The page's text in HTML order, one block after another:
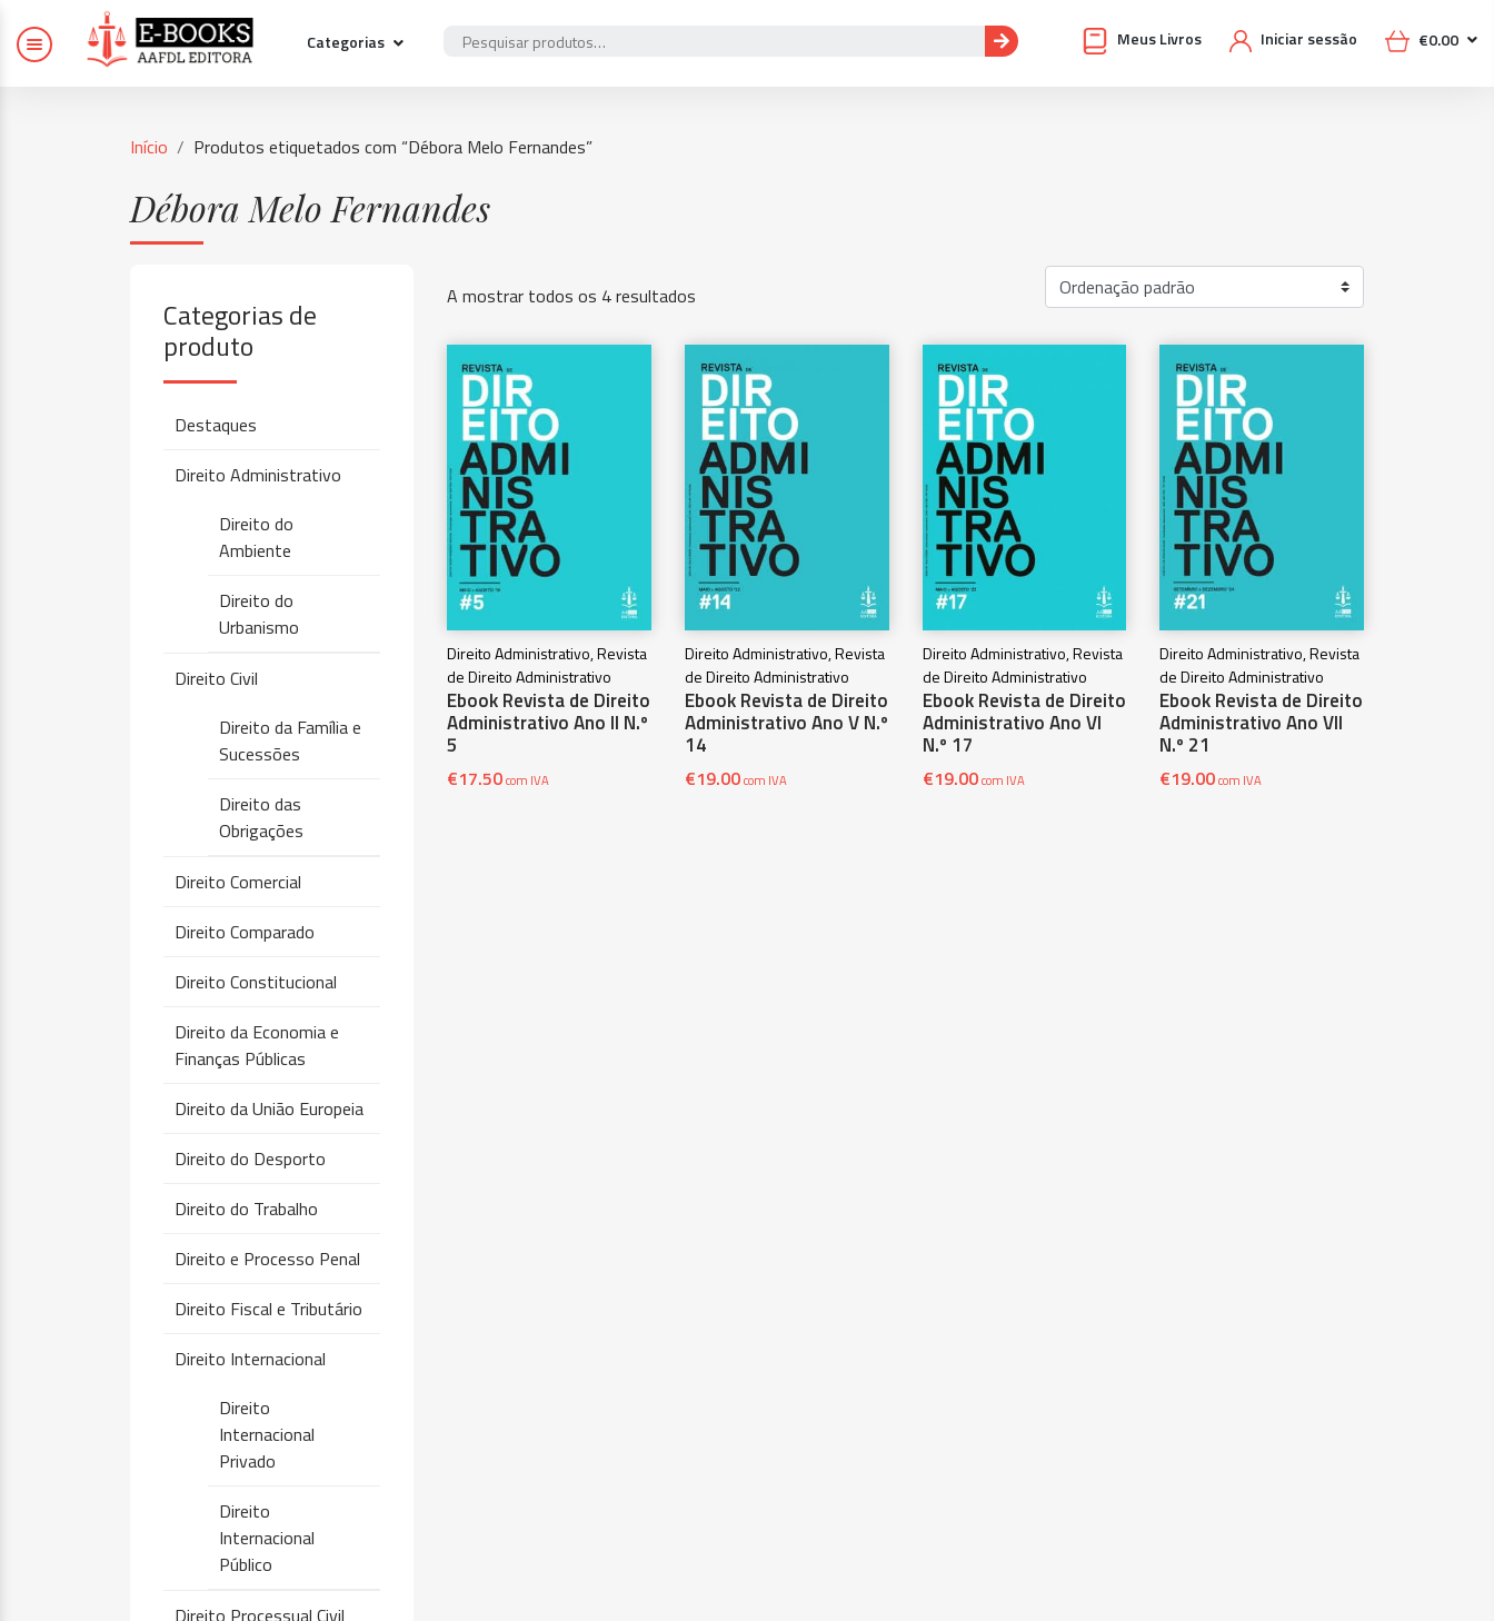
Categorias Meus Livros Iniciar sessão €0.00
Início Produtos etiquetados com “Débora Melo Fernandes”
Débora Melo Fernandes
Categorias de
produto
Destaques
Direito Administrativo
Direito do
Ambiente
Direito do
Urbanismo
Direito Civil
Direito da Família e
Sucessões
Direito das
Obrigações
Direito Comercial
Direito Comparado
Direito Constitucional
Direito da Economia e
Finanças Públicas
Direito da União Europeia
Direito do Desporto
Direito do Trabalho
Direito e Processo Penal
Direito Fiscal e Tributário
Direito Internacional
Direito
Internacional
Privado
Direito
Internacional
Público
Direito Processual Civil
A mostrar todos os 4 resultados
Direito Administrativo, Revista
de Direito Administrativo
Ebook Revista de Direito
Administrativo Ano II N.º
5
€17.50com IVA
Direito Administrativo, Revista
de Direito Administrativo
Ebook Revista de Direito
Administrativo Ano V N.º
14
€19.00com IVA
Direito Administrativo, Revista
de Direito Administrativo
Ebook Revista de Direito
Administrativo Ano VI
N.º 17
€19.00 com IVA
Direito Administrativo, Revista
de Direito Administrativo
Ebook Revista de Direito
Administrativo Ano VII
N.º 21
€19.00com IVA